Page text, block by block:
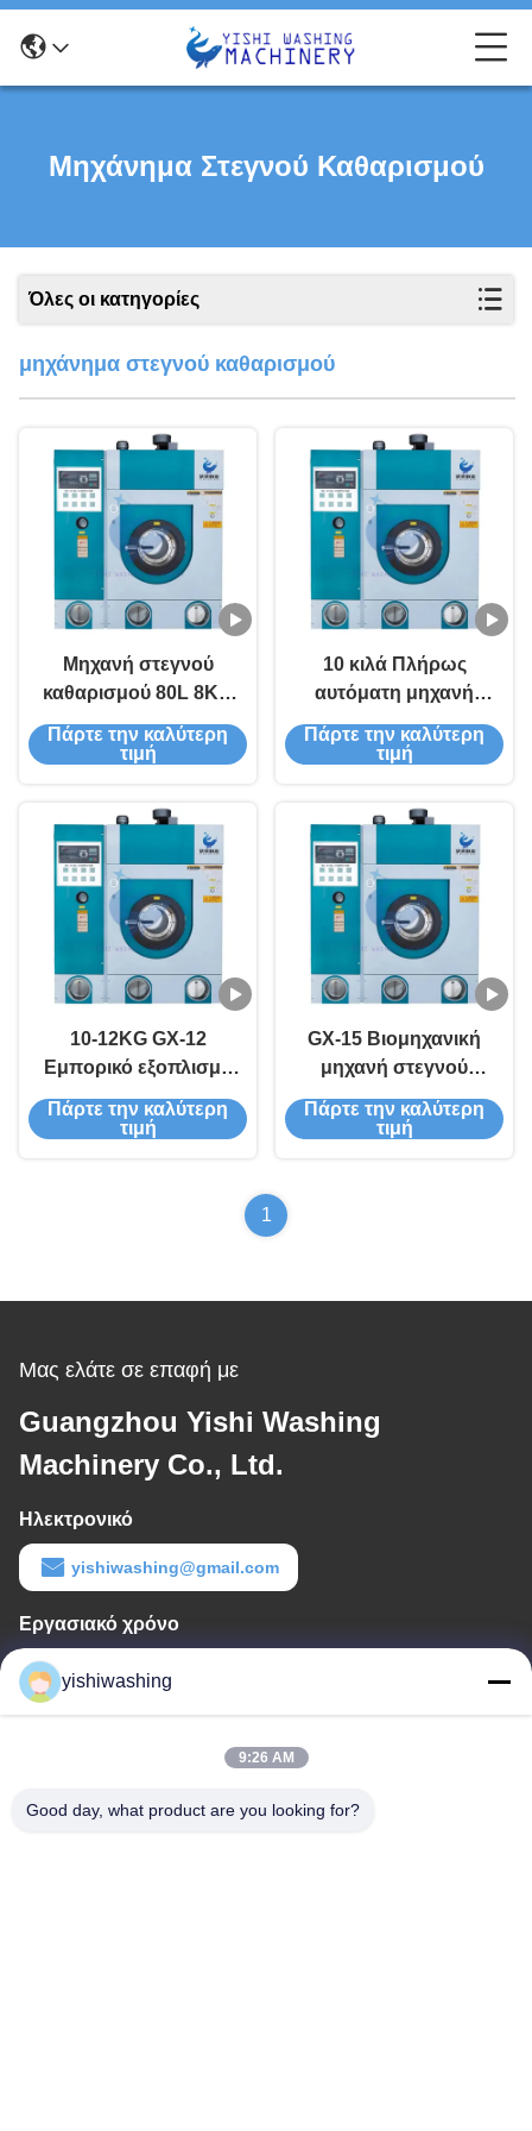
Μηχάνημα Στεγνού Καθαρισμού
Όλες οι κατηγορίες
μηχάνημα στεγνού καθαρισμού
Μηχανή στεγνού
καθαρισμού 80L 8KG
GX-8 15-20 Χρόνος
πλύσης
Πάρτε την καλύτερη
τιμή
10 κιλά Πλήρως
αυτόματη μηχανή
στεγνού καθαρισμού
Commercial GX-10
Πάρτε την καλύτερη
τιμή
10-12KG GX-12
Εμπορικό εξοπλισμό
στεγνού καθαρισμού
130L καθαριστικό
Πάρτε την καλύτερη
τιμή
GX-15 Βιομηχανική
μηχανή στεγνού
καθαρισμού ρούχων 13-
15kg 160L
Πάρτε την καλύτερη
τιμή
1
Μας ελάτε σε επαφή με
Guangzhou Yishi Washing
Machinery Co., Ltd.
Ηλεκτρονικό
yishiwashing@gmail.com
Εργασιακό χρόνο
9:00-18:00
Η διεύθυνσή μας
Διεύθυνση επιχείρησης
yishiwashing
9:26 AM
Good day, what product are you looking for?